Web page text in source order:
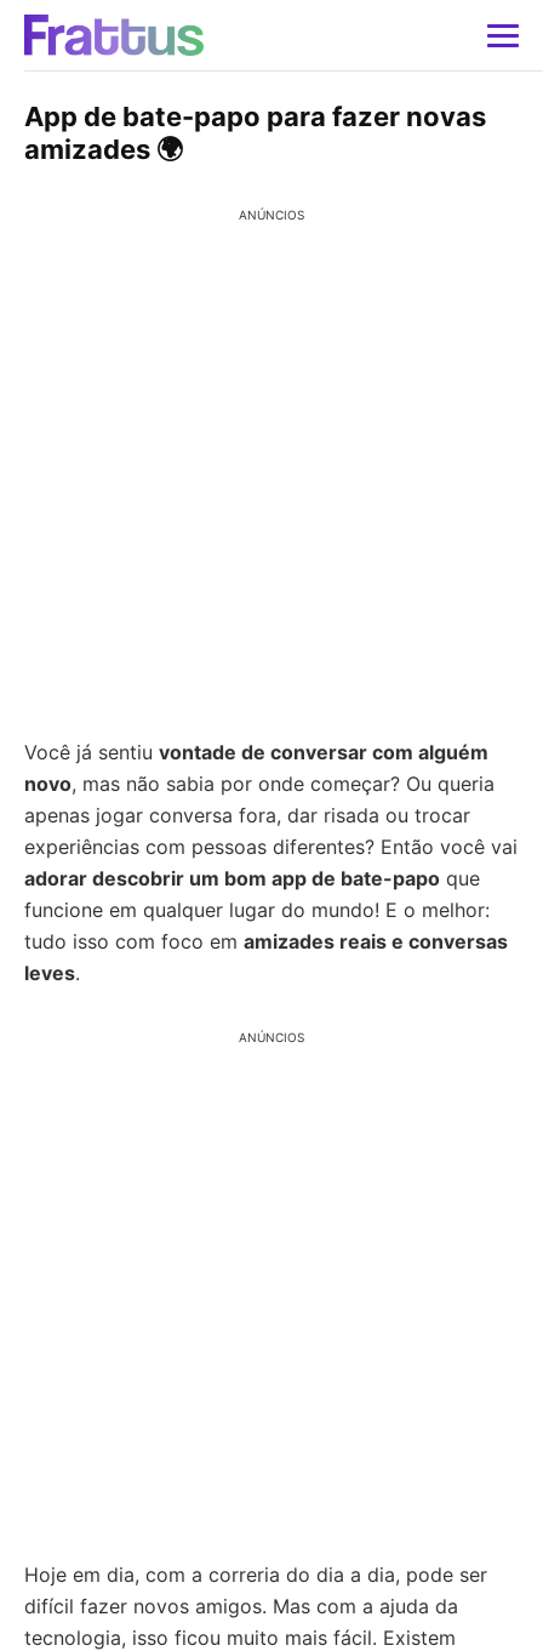
App de bate-papo para fazer novas
amizades 🌍
ANÚNCIOS
Você já sentiu vontade de conversar com alguém
novo, mas não sabia por onde começar? Ou queria
apenas jogar conversa fora, dar risada ou trocar
experiências com pessoas diferentes? Então você vai
adorar descobrir um bom app de bate-papo que
funcione em qualquer lugar do mundo! E o melhor:
tudo isso com foco em amizades reais e conversas
leves.
ANÚNCIOS
Hoje em dia, com a correria do dia a dia, pode ser
difícil fazer novos amigos. Mas com a ajuda da
tecnologia, isso ficou muito mais fácil. Existem